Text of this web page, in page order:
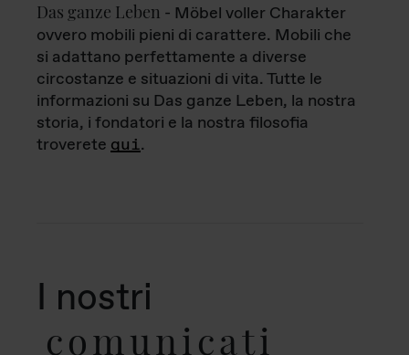
Das ganze Leben - Möbel voller Charakter
ovvero mobili pieni di carattere. Mobili che
si adattano perfettamente a diverse
circostanze e situazioni di vita. Tutte le
informazioni su Das ganze Leben, la nostra
storia, i fondatori e la nostra filosofia
troverete qui.
I nostri
comunicati